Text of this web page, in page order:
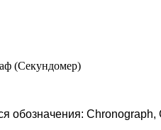
(Секундомер)
обозначения: Chronograph,